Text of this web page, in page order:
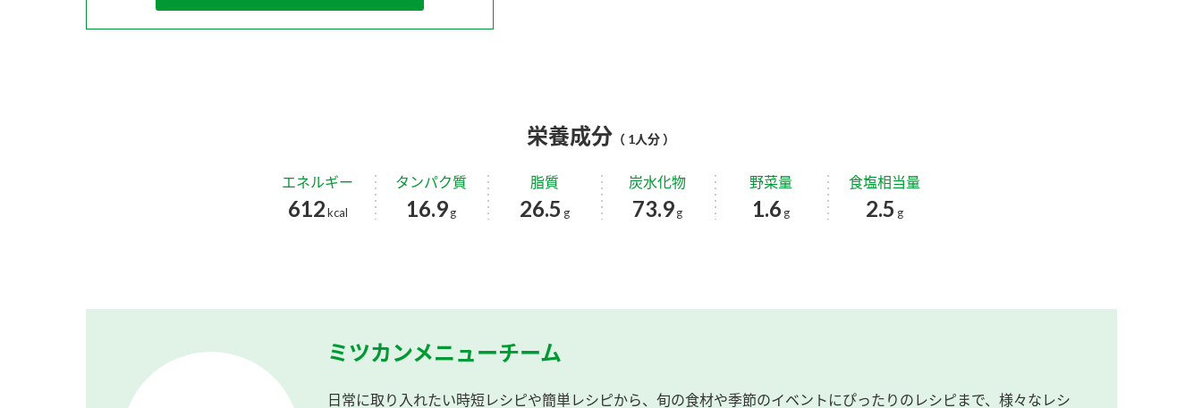
栄養成分 （ 1人分 ）
エネルギー
612kcal
タンパク質
16.9g
脂質
26.5 g
炭水化物
73.9g
野菜量
1.6 g
食塩相当量
2.5 g
ミツカンメニューチーム
日常に取り入れたい時短レシピや簡単レシピから、旬の食材や季節のイベントにぴったりのレシピまで、様々なレシ